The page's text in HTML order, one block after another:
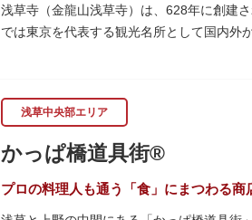
浅草寺（金龍山浅草寺）は、628年に創建
では東京を代表する観光名所として国内外
ぶ山門「宝蔵門」が建ち、参拝客を堂々と
座。参拝前に煙を浴びて身を清めましょ
行われています。
境内の歴史ある建造物も必見です。ひと際
（ようごうどう）など、悠久の時に思いを
浅草中央部エリア
かっぱ橋道具街®
プロの料理人も通う「食」にまつわる商